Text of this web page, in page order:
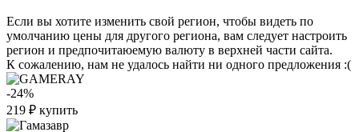
Если вы хотите изменить свой регион, чтобы видеть по
умолчанию цены для другого региона, вам следует настроить
регион и предпочитаюемую валюту в верхней части сайта.
К сожалению, нам не удалось найти ни одного предложения :(
-24%
219 ₽ купить